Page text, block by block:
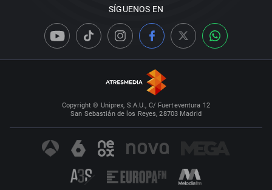
SÍGUENOS EN
Copyright © Uniprex, S.A.U., C/ Fuerteventura 12
San Sebastián de los Reyes, 28703 Madrid